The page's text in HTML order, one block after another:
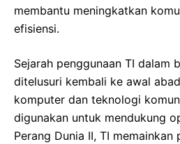
membantu meningkatkan
efisiensi.
Sejarah penggunaan TI dalam
ditelusuri kembali ke awal
komputer dan teknologi
digunakan untuk mendukung
Perang Dunia II, TI